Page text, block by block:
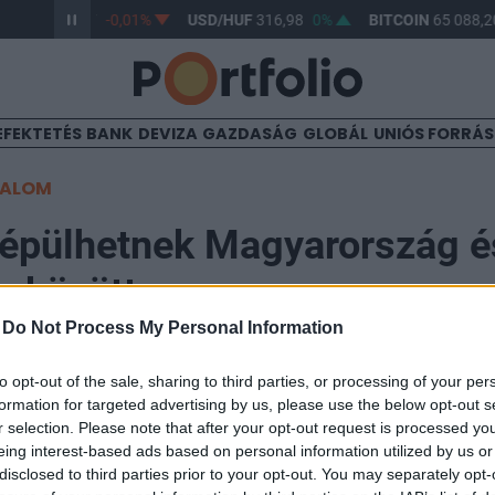
Do Not Process My Personal Information
opt-out of the sale, sharing to third parties, or processing of your
for targeted advertising by us, please use the below opt-out
selection. Please note that after your opt-out request is processed
interest-based ads based on personal information utilized by us
to third parties prior to your opt-out. You may separately
365,37 -0,01% USD/HUF 316,98 0% BITCOIN65 088,20
BANK DEVIZA GAZDASÁG GLOBÁL UNIÓS
Magyarország
között
és új vonatjáratok indítását tervezik
régi határátkelőt szeretnének felújítani - jelentette